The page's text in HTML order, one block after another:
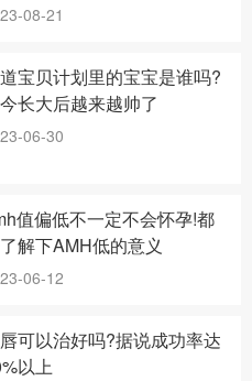
08-21
宝贝计划里的宝宝是谁吗?
长大后越来越帅了
06-30
值偏低不一定不会怀孕!都
解下AMH低的意义
06-12
可以治好吗?据说成功率达
以上